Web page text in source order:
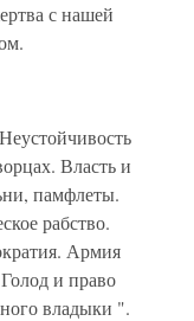
с нашей
Власть и
памфлеты.
рабство.
Армия
и право
владыки ".